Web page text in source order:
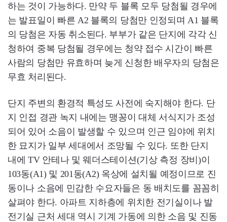
하는 것이 가능하다. 만약 두 블록 모두 당첨될 경우에
는 발표일이 빠른 A2 블록의 당첨만 인정되며 A1 블록
의 당첨은 자동 취소된다. 부부가 같은 단지에 각각 신
청하여 중복 당첨될 경우에는 청약 접수 시간이 빠른
사람의 당첨만 유효하며 늦게 신청한 배우자의 당첨은
무효 처리된다.
단지 주변의 환경적 특성도 사전에 숙지해야 한다. 단
지 인접 경관 녹지 내에는 맹꽁이 대체 서식지가 조성
되어 있어 소음이 발생할 수 있으며 인근 임야에 위치
한 묘지가 일부 세대에서 조망될 수 있다. 또한 단지
내에 TV 안테나 및 웨더스테이션(기상 측정 장비)이
103동(A1) 및 201동(A2) 옥상에 설치될 예정이므로 진
동이나 소음에 민감한 수요자들은 동 배치도를 꼼꼼히
살펴야 한다. 아파트 지하층에 위치한 전기실이나 발
전기실 근처 세대 역시 기계 가동에 의한 소음 및 진동